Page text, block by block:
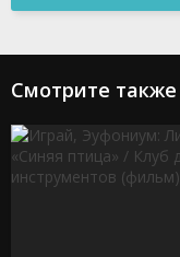
Смотрите также